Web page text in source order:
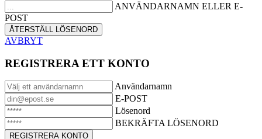
ANVÄNDARNAMN ELLER E-
POST
AVBRYT
REGISTRERA ETT KONTO
Användarnamn
E-POST
Lösenord
BEKRÄFTA LÖSENORD